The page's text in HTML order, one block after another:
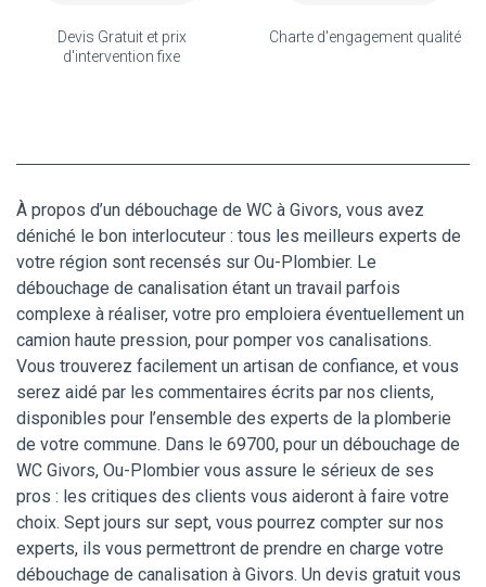
Devis Gratuit et prix
d'intervention fixe
Charte d'engagement qualité
À propos d’un débouchage de WC à Givors, vous avez
déniché le bon interlocuteur : tous les meilleurs experts de
votre région sont recensés sur Ou-Plombier. Le
débouchage de canalisation étant un travail parfois
complexe à réaliser, votre pro emploiera éventuellement un
camion haute pression, pour pomper vos canalisations.
Vous trouverez facilement un artisan de confiance, et vous
serez aidé par les commentaires écrits par nos clients,
disponibles pour l’ensemble des experts de la plomberie
de votre commune. Dans le 69700, pour un débouchage de
WC Givors, Ou-Plombier vous assure le sérieux de ses
pros : les critiques des clients vous aideront à faire votre
choix. Sept jours sur sept, vous pourrez compter sur nos
experts, ils vous permettront de prendre en charge votre
débouchage de canalisation à Givors. Un devis gratuit vous